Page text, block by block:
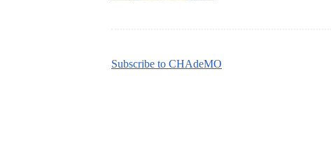
Subscribe to CHAdeMO